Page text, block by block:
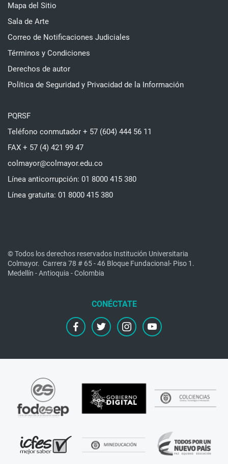
Mapa del Sitio
Sala de Arte
Correo de Notificaciones Judiciales
Términos y Condiciones
Derechos de autor
Política de Seguridad y Privacidad de la Información
PQRSF
Teléfono conmutador + 57 (604) 444 56 11
FAX + 57 (4) 421 99 47
colmayor@colmayor.edu.co
Línea anticorrupción: 01 8000 415 380
Línea gratuita: 01 8000 415 380
© Todos los derechos reservados Institución Universitaria
Colmayor. Carrera 78 # 65 - 46 Bloque Fundacional- Piso 1.
Medellín - Antioquia - Colombia
facebooktwitter instagramyoutube